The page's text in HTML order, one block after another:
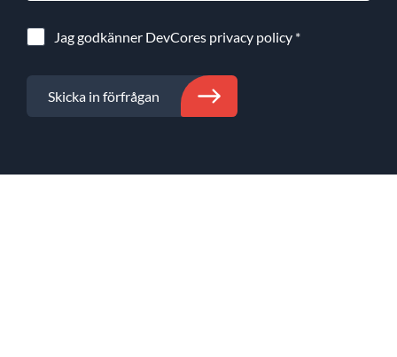
Jag godkänner DevCores privacy policy *
Skicka in förfrågan